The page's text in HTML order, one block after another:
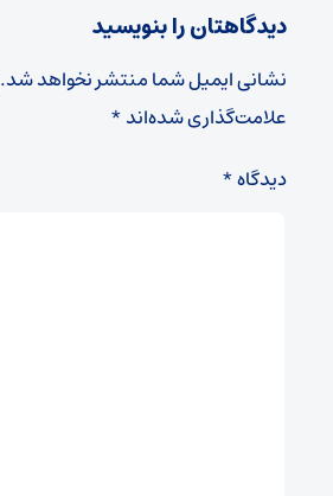
دیدگاهتان را بنویسید
نشانی ایمیل شما منتشر نخواهد شد.
علامت‌گذاری شده‌اند*
دیدگاه*